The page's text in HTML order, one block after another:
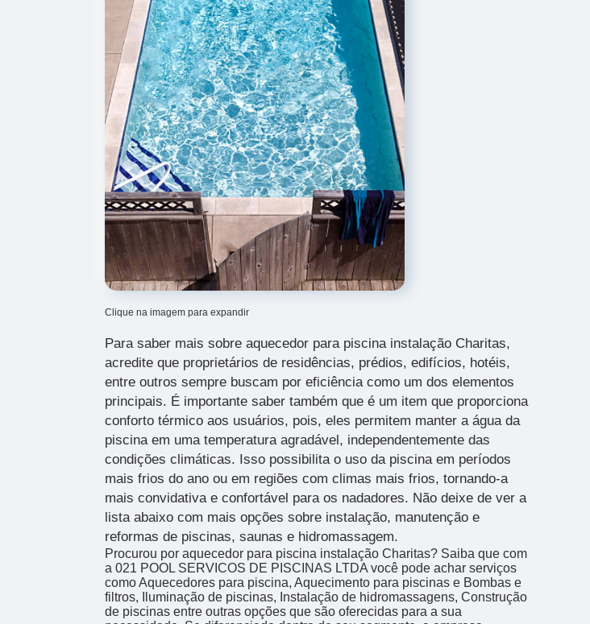
Clique na imagem para expandir
Para saber mais sobre aquecedor para piscina instalação Charitas,
acredite que proprietários de residências, prédios, edifícios, hotéis,
entre outros sempre buscam por eficiência como um dos elementos
principais. É importante saber também que é um item que proporciona
conforto térmico aos usuários, pois, eles permitem manter a água da
piscina em uma temperatura agradável, independentemente das
condições climáticas. Isso possibilita o uso da piscina em períodos
mais frios do ano ou em regiões com climas mais frios, tornando-a
mais convidativa e confortável para os nadadores. Não deixe de ver a
lista abaixo com mais opções sobre instalação, manutenção e
reformas de piscinas, saunas e hidromassagem.
Procurou por aquecedor para piscina instalação Charitas? Saiba que com
a 021 POOL SERVICOS DE PISCINAS LTDA você pode achar serviços
como Aquecedores para piscina, Aquecimento para piscinas e Bombas e
filtros, Iluminação de piscinas, Instalação de hidromassagens, Construção
de piscinas entre outras opções que são oferecidas para a sua